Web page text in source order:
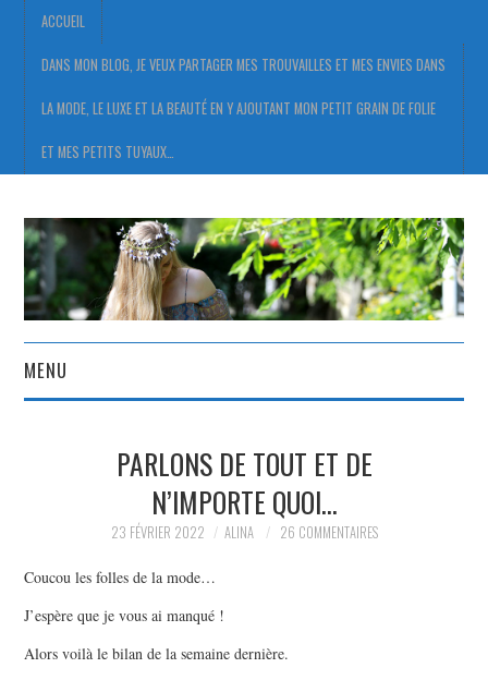
ACCUEIL
DANS MON BLOG, JE VEUX PARTAGER MES TROUVAILLES ET MES ENVIES DANS
LA MODE, LE LUXE ET LA BEAUTÉ EN Y AJOUTANT MON PETIT GRAIN DE FOLIE
ET MES PETITS TUYAUX…
MENU
DANS MON BLOG, JE VEUX
PARTAGER MES
TROUVAILLES ET MES
ENVIES DANS LA MODE, LE
PARLONS DE TOUT ET DE
N’IMPORTE QUOI…
23 FÉVRIER 2022 ALINA 26 COMMENTAIRES
Coucou les folles de la mode…
J’espère que je vous ai manqué !
Alors voilà le bilan de la semaine dernière.